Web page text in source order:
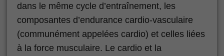
dans le même cycle d’entraînement, les
composantes d’endurance cardio-vasculaire
(communément appelées cardio) et celles liées
à la force musculaire. Le cardio et la